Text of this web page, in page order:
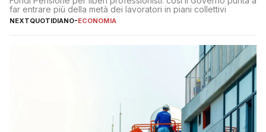
far entrare più della metà dei lavoratori in piani collettivi
NEXTQUOTIDIANO-ECONOMIA